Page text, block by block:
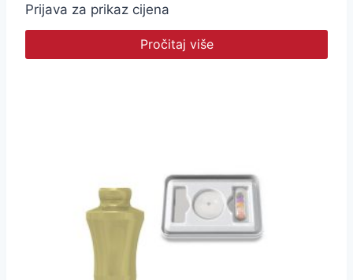
Prijava za prikaz cijena
Pročitaj više